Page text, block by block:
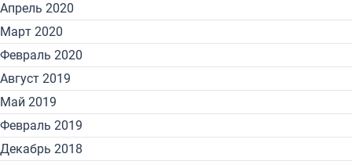
Апрель 2020
Март 2020
Февраль 2020
Август 2019
Май 2019
Февраль 2019
Декабрь 2018